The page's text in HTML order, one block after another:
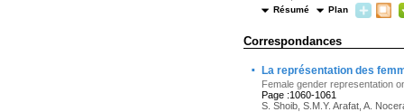
Résumé Plan
Correspondances
· La représentation des
Female gender representation
Page :1060-1061
S. Shoib, S.M.Y. Arafat, A.